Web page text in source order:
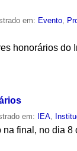
em: Evento,
honorários do
em: IEA,
final, no dia 8